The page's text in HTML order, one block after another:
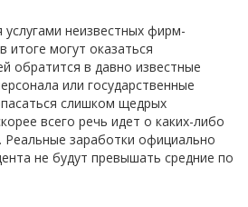
неизвестных фирм-
итоге могут оказаться
обратится в давно известные
или государственные
слишком щедрых
всего речь идет о каких-либо
Реальные заработки официально
не будут превышать средние по